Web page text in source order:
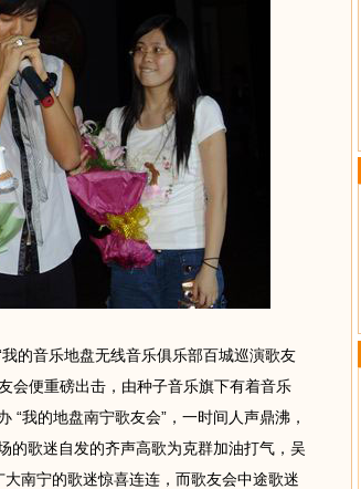
音乐地盘无线音乐俱乐部百城巡演歌友
会便重磅出击，由种子音乐旗下有着音乐
“我的地盘南宁歌友会”，一时间人声鼎沸，
的歌迷自发的齐声高歌为克群加油打气，吴
南宁的歌迷惊喜连连，而歌友会中途歌迷